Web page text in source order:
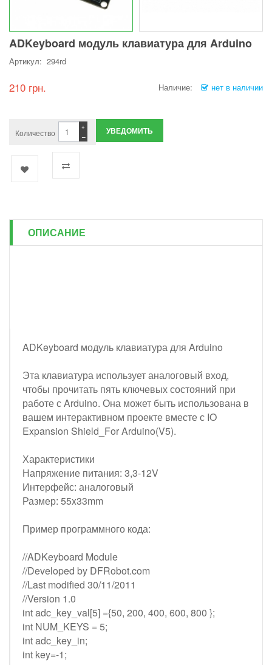
ADKeyboard модуль клавиатура для Arduino
Артикул: 294rd
210 грн. Наличие: нет в наличии
Количество −
+ УВЕДОМИТЬ
ОПИСАНИЕ
ADKeyboard модуль клавиатура для Arduino
Эта клавиатура использует аналоговый вход,
чтобы прочитать пять ключевых состояний при
работе с Arduino. Она может быть использована в
вашем интерактивном проекте вместе с IO
Expansion Shield_For Arduino(V5).
Характеристики
Напряжение питания: 3,3-12V
Интерфейс: аналоговый
Размер: 55x33mm
Пример программного кода:
//ADKeyboard Module
//Developed by DFRobot.com
//Last modified 30/11/2011
//Version 1.0
int adc_key_val[5] ={50, 200, 400, 600, 800 };
int NUM_KEYS = 5;
int adc_key_in;
int key=-1;